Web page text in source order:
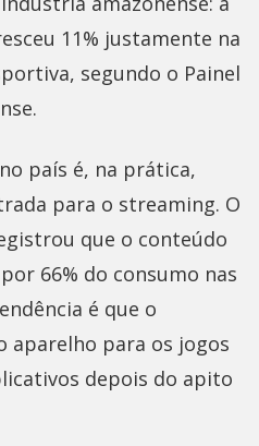
11% justamente na
segundo o Painel
país é, na prática,
para o streaming. O
que o conteúdo
66% do consumo nas
é que o
aparelho para os jogos
depois do apito